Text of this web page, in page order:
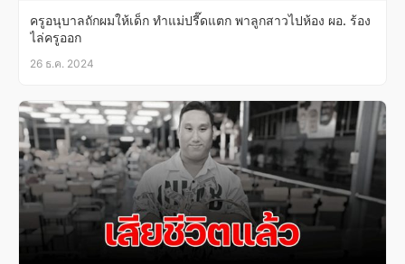
ครูอนุบาลถักผมให้เด็ก ทำแม่ปรี๊ดแตก พาลูกสาวไปห้อง ผอ. ร้อง
ไล่ครูออก
26 ธ.ค. 2024